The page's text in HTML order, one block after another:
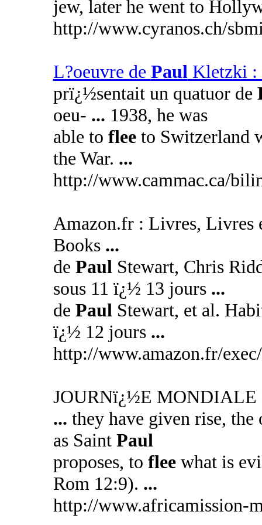
jew, later he went to
http://www.cyranos.ch/
L?oeuvre de Paul Kletzki :
prï¿½sentait un quatuor de
oeu- ... 1938, he was
able to fleeto Switzerland
the War. ...
http://www.cammac.ca/
Amazon.fr : Livres, Livres
Books ...
de Paul Stewart, Chris
sous 11 ï¿½ 13 jours ...
de Paul Stewart, et al.
ï¿½ 12 jours ...
http://www.amazon.fr/
JOURNï¿½E
... they have given rise,
as Saint Paul
proposes, to fleewhat is
Rom 12:9). ...
http://www.africamission-